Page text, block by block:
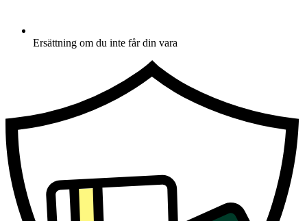
Ersättning om du inte får din vara